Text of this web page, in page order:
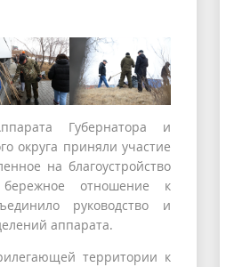
Губернатора и
округа приняли участие
на благоустройство
отношение к
руководство и
аппарата.
территории к